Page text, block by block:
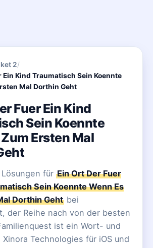
2/
Ein Kind Traumatisch Sein Koennte
Mal Dorthin Geht
Fuer Ein Kind
Sein Koennte
Ersten Mal
für Ein Ort Der Fuer
Sein Koennte Wenn Es
Dorthin Geht bei
der Reihe nach von der besten
ist ein Wort- und
Technologies für iOS und